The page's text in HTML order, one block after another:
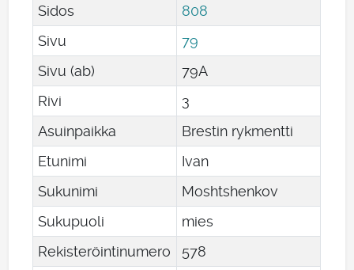
Sidos
808
Sivu
79
Sivu (ab)
79A
Rivi
3
Asuinpaikka
Brestin rykmentti
Etunimi
Ivan
Sukunimi
Moshtshenkov
Sukupuoli
mies
Rekisteröintinumero
578